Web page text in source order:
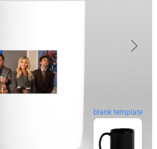
blank template